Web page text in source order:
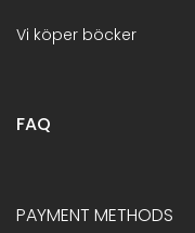
Vi köper böcker
FAQ
PAYMENT METHODS